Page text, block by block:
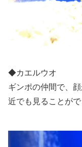
◆カエルウオ
ギンポの仲間で、
近でも見ることが